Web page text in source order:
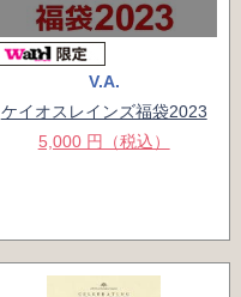
V.A.
ケイオスレインズ福袋2023
5,000 円（税込）